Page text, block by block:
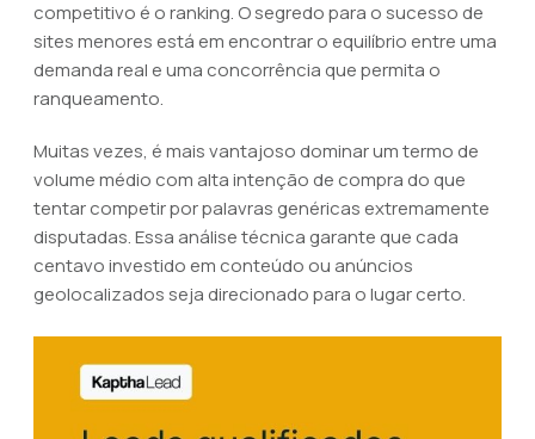
competitivo é o ranking. O segredo para o sucesso de
sites menores está em encontrar o equilíbrio entre uma
demanda real e uma concorrência que permita o
ranqueamento.
Muitas vezes, é mais vantajoso dominar um termo de
volume médio com alta intenção de compra do que
tentar competir por palavras genéricas extremamente
disputadas. Essa análise técnica garante que cada
centavo investido em conteúdo ou anúncios
geolocalizados seja direcionado para o lugar certo.